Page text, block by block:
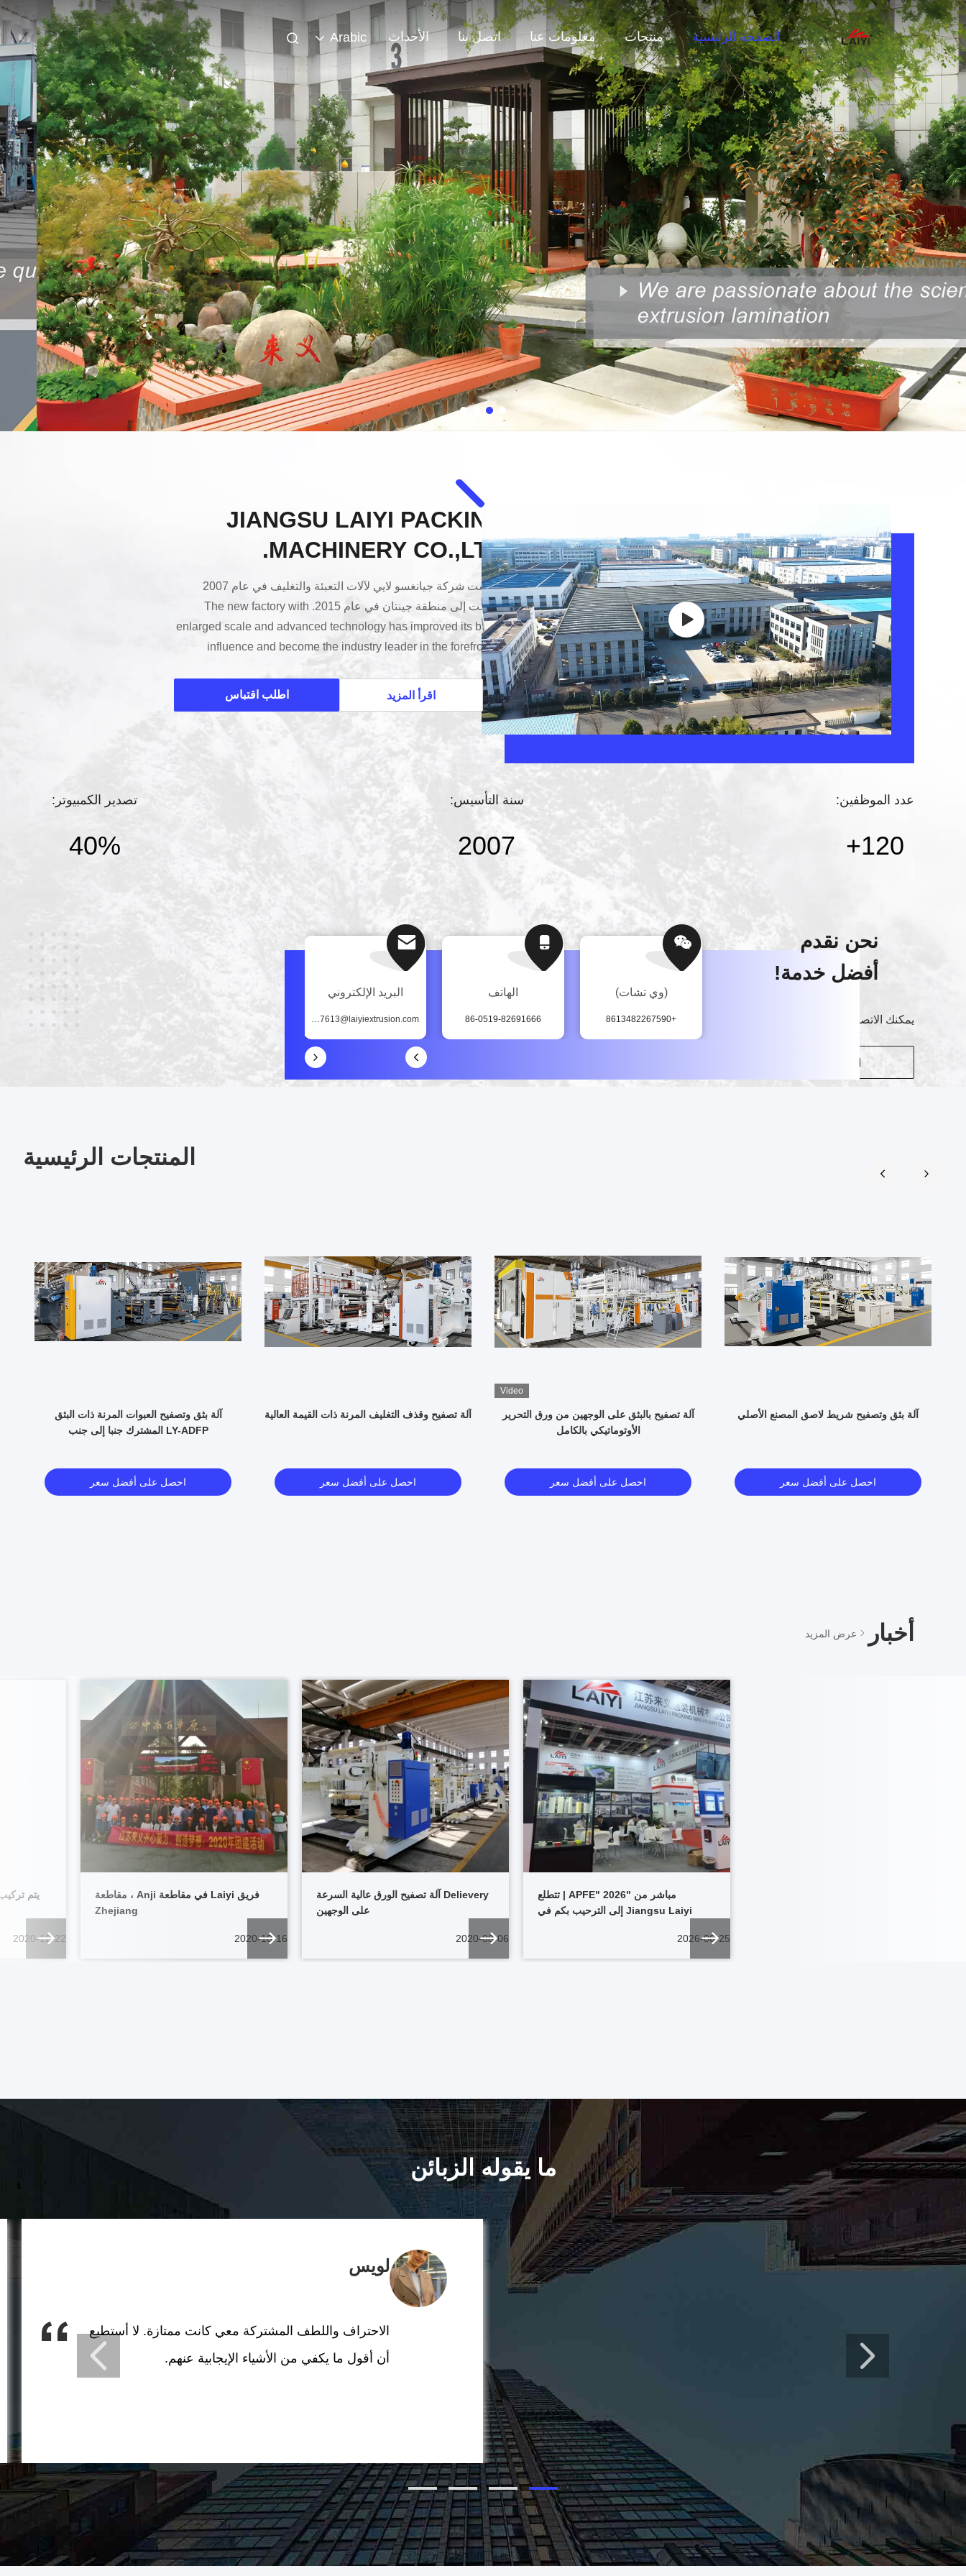
الصفحة الرئيسية منتجات معلومات عنا اتصل بنا الأحداث Arabic
JIANGSU LAIYI PACKING
MACHINERY CO.,LTD.
تأسست شركة جيانغسو لايي لآلات التعبئة والتغليف في عام 2007
وانتقلت إلى منطقة جينتان في عام 2015. The new factory with
enlarged scale and advanced technology has improved its brand
influence and become the industry leader in the forefront of
China with increasing market share in China's extrusion
lamination industry.لايي يبني الآلات مع انخفاض التكلفة الإجمالية
للملكية على مدى حياة المعدات وانخفاض تكلفة التشغيل. نحن تخصيص
وتحسين تصميم كل خط لاحتياجاتك الفريدة،ومن ثم بناء كل مواصفات
اقرأ المزيد اطلب اقتباس
عدد الموظفين:
120
+
سنة التأسيس:
2007
تصدير الكمبيوتر:
40%
نحن نقدم
أفضل خدمة!
يمكنك الاتصال بنا بطرق مختلفة
(وي تشات)
+8613482267590
الهاتف
86-0519-82691666
البريد الإلكتروني
xgs7613@laiyiextrusion.com
المنتجات الرئيسية
آلة بثق وتصفيح العبوات المرنة ذات البثق
المشترك جنبا إلى جنب LY-ADFP
احصل على أفضل سعر
آلة تصفيح وقذف التغليف المرنة ذات القيمة العالية
احصل على أفضل سعر
Video
آلة تصفيح بالبثق على الوجهين من ورق التحرير
الأوتوماتيكي بالكامل
احصل على أفضل سعر
آلة بثق وتصفيح شريط لاصق المصنع الأصلي
احصل على أفضل سعر
أخبار عرض المزيد
يتم
2020-12-22
فريق Laiyi في مقاطعة Anji ، مقاطعة
Zhejiang
2020-10-16
Delievery آلة تصفيح الورق عالية السرعة
على الوجهين
2020-08-06
مباشر من "APFE" 2026 | تتطلع
Jiangsu Laiyi إلى الترحيب بكم في
2026-06-25
ما يقوله الزبائن
لويس
الاحتراف واللطف المشتركة معي كانت ممتازة. لا أستطيع
أن أقول ما يكفي من الأشياء الإيجابية عنهم.